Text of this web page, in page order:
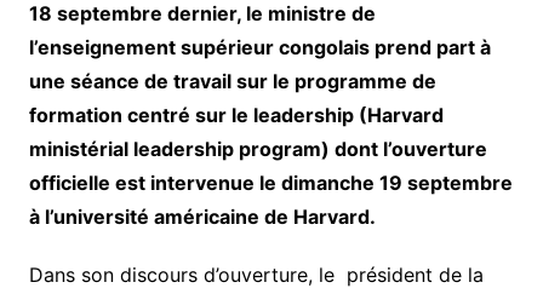
18 septembre dernier, le ministre de
l’enseignement supérieur congolais prend part à
une séance de travail sur le programme de
formation centré sur le leadership (Harvard
ministérial leadership program) dont l’ouverture
officielle est intervenue le dimanche 19 septembre
à l’université américaine de Harvard.
Dans son discours d’ouverture, le président de la